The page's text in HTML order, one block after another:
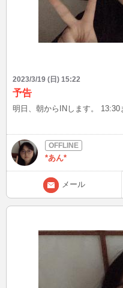
2023/3/19 (日) 15:22
予告
明日、朝からINします。
*あん*
メール